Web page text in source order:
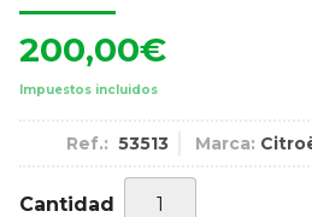
200,00€
Impuestos incluidos
Ref.: 53513 Marca:
Cantidad